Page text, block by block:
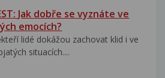
Jak dobře se vyznáte ve
emocích?
lidé dokážou zachovat klid i ve
situacích....